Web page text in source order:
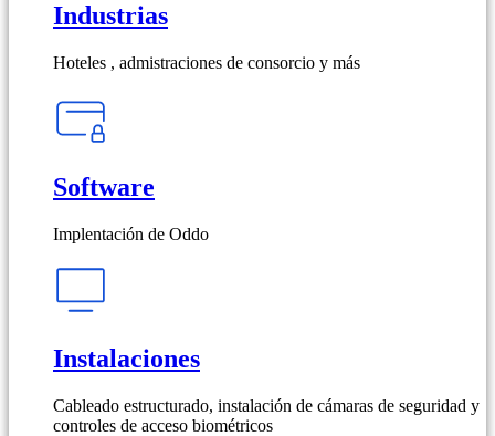
Industrias
Hoteles , admistraciones de consorcio y más
Software
Implentación de Oddo
Instalaciones
Cableado estructurado, instalación de cámaras de seguridad y
controles de acceso biométricos